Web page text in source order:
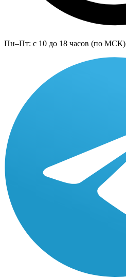
Пн–Пт: с 10 до 18 часов (по МСК)